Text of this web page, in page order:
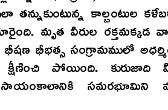
కాల్బంటుల
మృత వీరుల రక్తమక్కడ
భీషణ భీభత్స సంగ్రామములో
పోయింది. కురుజాది
సాయంకాలానికి సమరభూమిని